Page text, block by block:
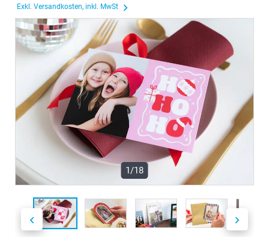
Exkl. Versandkosten, inkl. MwSt
1/18